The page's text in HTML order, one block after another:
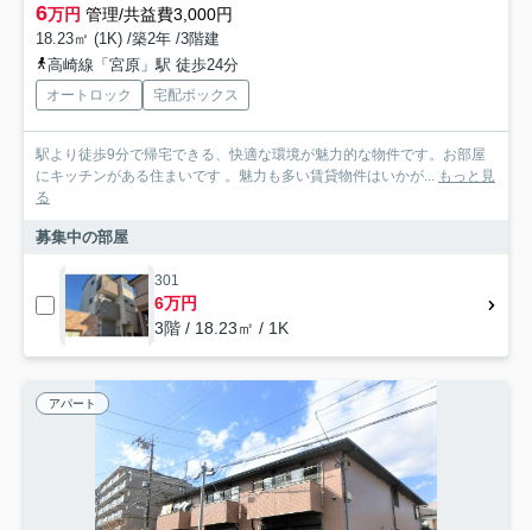
6万円 管理/共益費3,000円
18.23㎡ (1K) /築2年 /3階建
高崎線「宮原」駅 徒歩24分
オートロック 宅配ボックス
駅より徒歩9分で帰宅できる、快適な環境が魅力的な物件です。お部屋
にキッチンがある住まいです 。魅力も多い賃貸物件はいかが... もっと見
る
募集中の部屋
301
6万円
3階 / 18.23㎡ / 1K
アパート